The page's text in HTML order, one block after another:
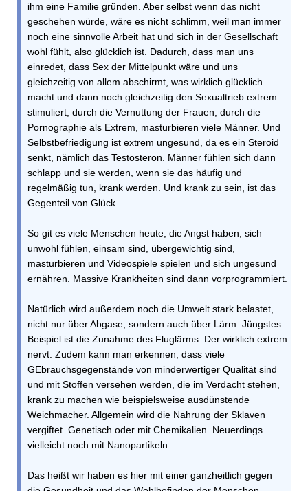
ihm eine Familie gründen. Aber selbst wenn das nicht
geschehen würde, wäre es nicht schlimm, weil man immer
noch eine sinnvolle Arbeit hat und sich in der Gesellschaft
wohl fühlt, also glücklich ist. Dadurch, dass man uns
einredet, dass Sex der Mittelpunkt wäre und uns
gleichzeitig von allem abschirmt, was wirklich glücklich
macht und dann noch gleichzeitig den Sexualtrieb extrem
stimuliert, durch die Vernuttung der Frauen, durch die
Pornographie als Extrem, masturbieren viele Männer. Und
Selbstbefriedigung ist extrem ungesund, da es ein Steroid
senkt, nämlich das Testosteron. Männer fühlen sich dann
schlapp und sie werden, wenn sie das häufig und
regelmäßig tun, krank werden. Und krank zu sein, ist das
Gegenteil von Glück.
So git es viele Menschen heute, die Angst haben, sich
unwohl fühlen, einsam sind, übergewichtig sind,
masturbieren und Videospiele spielen und sich ungesund
ernähren. Massive Krankheiten sind dann vorprogrammiert.
Natürlich wird außerdem noch die Umwelt stark belastet,
nicht nur über Abgase, sondern auch über Lärm. Jüngstes
Beispiel ist die Zunahme des Fluglärms. Der wirklich extrem
nervt. Zudem kann man erkennen, dass viele
GEbrauchsgegenstände von minderwertiger Qualität sind
und mit Stoffen versehen werden, die im Verdacht stehen,
krank zu machen wie beispielsweise ausdünstende
Weichmacher. Allgemein wird die Nahrung der Sklaven
vergiftet. Genetisch oder mit Chemikalien. Neuerdings
vielleicht noch mit Nanopartikeln.
Das heißt wir haben es hier mit einer ganzheitlich gegen